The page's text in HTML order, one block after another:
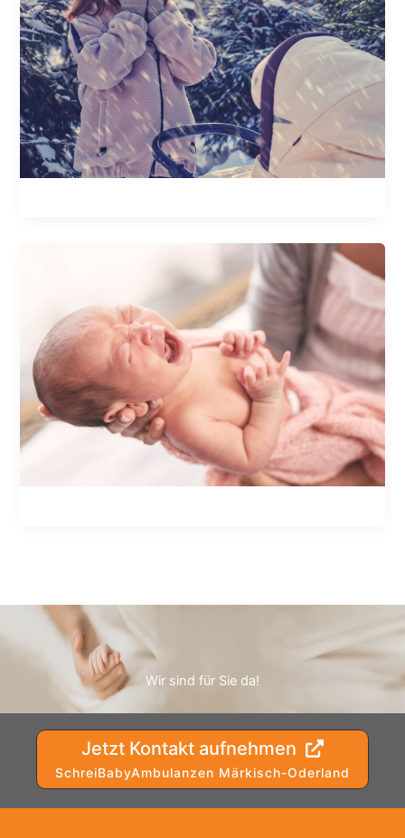
Wir sind für Sie da!
Jetzt Kontakt aufnehmen
SchreiBabyAmbulanzen Märkisch-Oderland